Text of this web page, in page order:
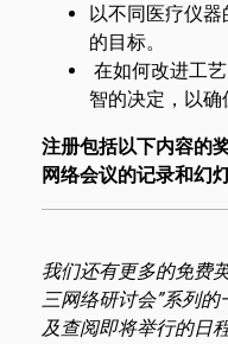
以不同医疗仪
的目标。
在如何改进工
智的决定，以确
注册包括以下内容的
网络会议的记录和幻
我们还有更多的免费
三网络研讨会”系列的
及查阅即将举行的日